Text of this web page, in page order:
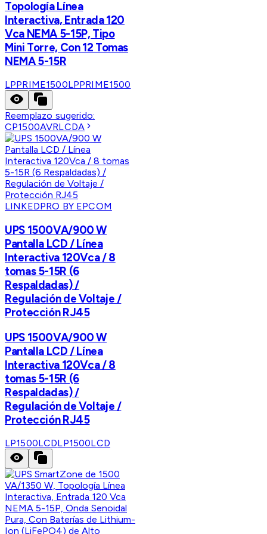
Topología Línea
Interactiva, Entrada 120
Vca NEMA 5-15P, Tipo
Mini Torre, Con 12 Tomas
NEMA 5-15R
LPPRIME1500LPPRIME1500
Reemplazo sugerido:
CP1500AVRLCDA
LINKEDPRO BY EPCOM
UPS 1500VA/900 W
Pantalla LCD / Línea
Interactiva 120Vca / 8
tomas 5-15R (6
Respaldadas) /
Regulación de Voltaje /
Protección RJ45
UPS 1500VA/900 W
Pantalla LCD / Línea
Interactiva 120Vca / 8
tomas 5-15R (6
Respaldadas) /
Regulación de Voltaje /
Protección RJ45
LP1500LCDLP1500LCD